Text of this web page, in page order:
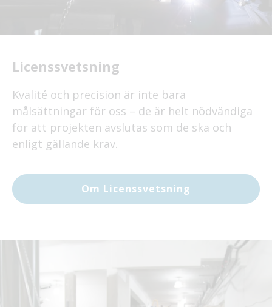
Licenssvetsning
Kvalité och precision är inte bara
målsättningar för oss – de är helt nödvändiga
för att projekten avslutas som de ska och
enligt gällande krav.
Om Licenssvetsning